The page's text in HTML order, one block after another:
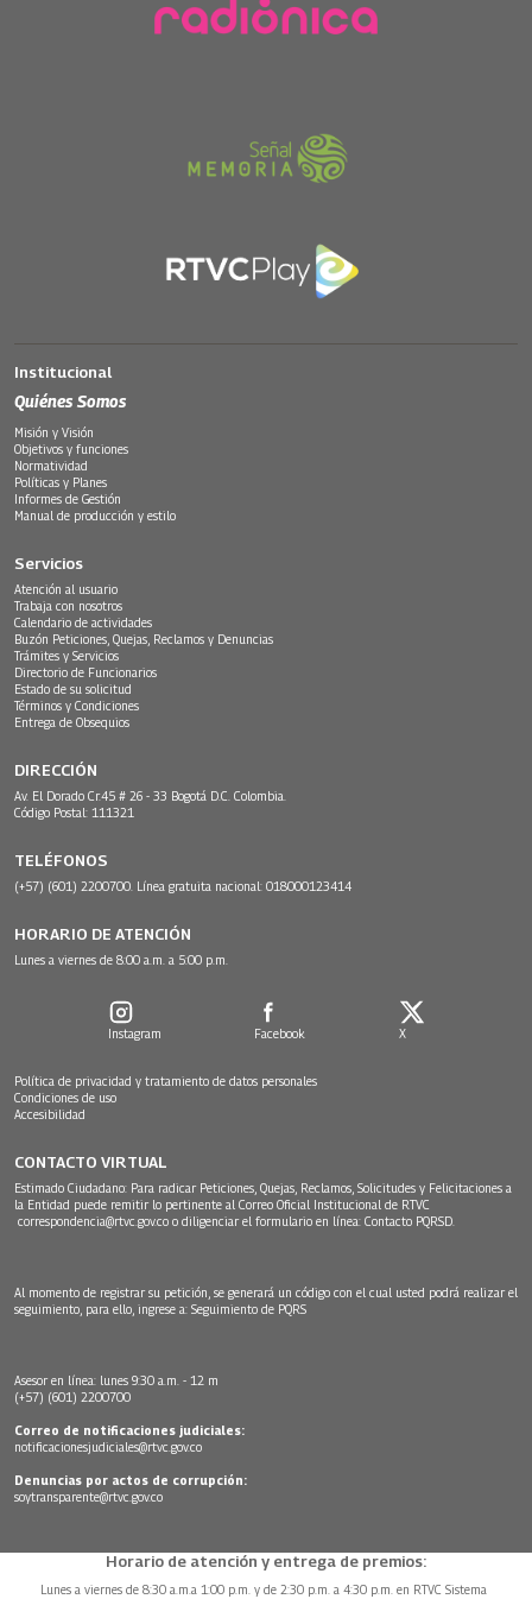
Institucional
Quiénes Somos
Misión y Visión
Objetivos y funciones
Normatividad
Políticas y Planes
Informes de Gestión
Manual de producción y estilo
Servicios
Atención al usuario
Trabaja con nosotros
Calendario de actividades
Buzón Peticiones, Quejas, Reclamos y Denuncias
Trámites y Servicios
Directorio de Funcionarios
Estado de su solicitud
Términos y Condiciones
Entrega de Obsequios
DIRECCIÓN
Av. El Dorado Cr.45 # 26 - 33 Bogotá D.C. Colombia.
Código Postal: 111321
TELÉFONOS
(+57) (601) 2200700. Línea gratuita nacional: 018000123414
HORARIO DE ATENCIÓN
Lunes a viernes de 8:00 a.m. a 5:00 p.m.
Instagram Facebook X
Política de privacidad y tratamiento de datos personales
Condiciones de uso
Accesibilidad
CONTACTO VIRTUAL
Estimado Ciudadano: Para radicar Peticiones, Quejas, Reclamos, Solicitudes y Felicitaciones a
la Entidad puede remitir lo pertinente al Correo Oficial Institucional de RTVC
correspondencia@rtvc.gov.co o diligenciar el formulario en línea: Contacto PQRSD.
Al momento de registrar su petición, se generará un código con el cual usted podrá realizar el
seguimiento, para ello, ingrese a: Seguimiento de PQRS
Asesor en línea: lunes 9:30 a.m. - 12 m
(+57) (601) 2200700
Correo de notificaciones judiciales:
notificacionesjudiciales@rtvc.gov.co
Denuncias por actos de corrupción:
soytransparente@rtvc.gov.co
Horario de atención y entrega de premios:
Lunes a viernes de 8:30 a.m.a 1:00 p.m. y de 2:30 p.m. a 4:30 p.m. en RTVC Sistema